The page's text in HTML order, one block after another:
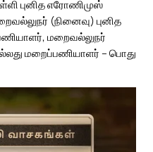
புனித எரோணிமுஸ்
(நினைவு) புனித
மறைவல்லுநர்
மறைப்பணியாளர் – பொது